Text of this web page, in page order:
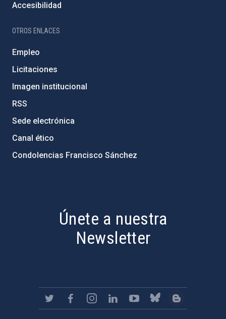
Accesibilidad
OTROS ENLACES
Empleo
Licitaciones
Imagen institucional
RSS
Sede electrónica
Canal ético
Condolencias Francisco Sánchez
Únete a nuestra
Newsletter